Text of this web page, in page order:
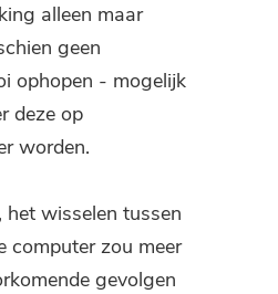
alleen maar
geen
ophopen - mogelijk
deze op
worden.
wisselen tussen
computer zou meer
gevolgen